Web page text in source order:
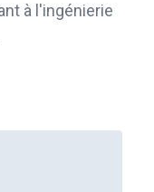
à l'ingénierie